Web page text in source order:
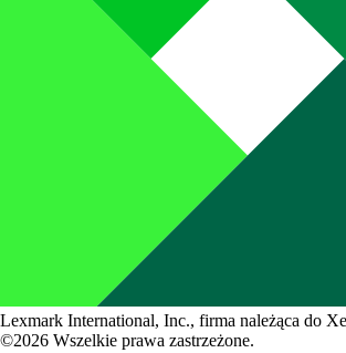
Lexmark International, Inc., firma należąca do
©2026 Wszelkie prawa zastrzeżone.